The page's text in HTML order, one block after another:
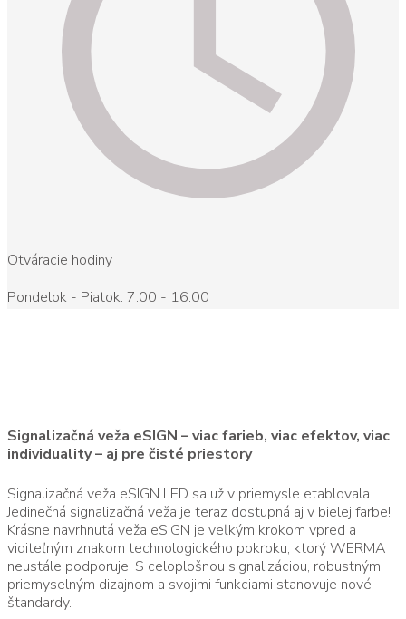
Otváracie hodiny
Pondelok - Piatok: 7:00 - 16:00
Letecké pozičné svetlá
Svetlo na heliport
Letecké pozičné svetlo strednej
svietivosti
Príslušenstvo pre pozičné svetlo
Signálne stĺpy
eSIGN voľne konfigurovateľné signálne
Signalizačná veža eSIGN – viac farieb, viac efektov, viac
individuality – aj pre čisté priestory
Signalizačná veža eSIGN LED sa už v priemysle etablovala.
Jedinečná signalizačná veža je teraz dostupná aj v bielej farbe!
Krásne navrhnutá veža eSIGN je veľkým krokom vpred a
viditeľným znakom technologického pokroku, ktorý WERMA
neustále podporuje. S celoplošnou signalizáciou, robustným
priemyselným dizajnom a svojimi funkciami stanovuje nové
štandardy.